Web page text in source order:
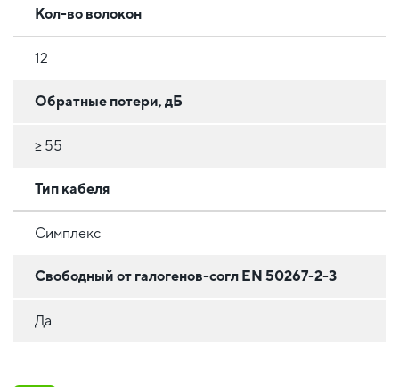
Кол-во волокон
12
Обратные потери, дБ
≥ 55
Тип кабеля
Симплекс
Свободный от галогенов-согл EN 50267-2-3
Да